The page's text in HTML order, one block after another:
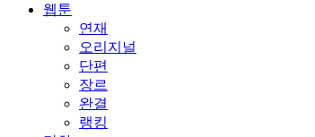
웹툰
연재
오리지널
단편
장르
완결
랭킹